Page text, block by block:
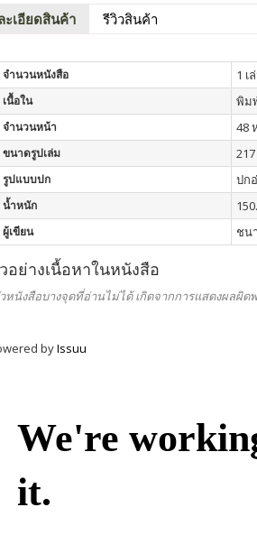
ะเอียดสินค้า รีวิวสินค้า
จำนวนหนังสือ 1 เ
เนื้อใน พิม
จำนวนหน้า 48
ขนาดรูปเล่ม
รูปแบบปก ปก
น้ำหนัก
ผู้เขียน ชน
อย่างเนื้อหาในหนังสือ
หนังสือบางจุดที่อ่านไม่ได้ เกิดจากการแสดงผลผิ
byIssuu